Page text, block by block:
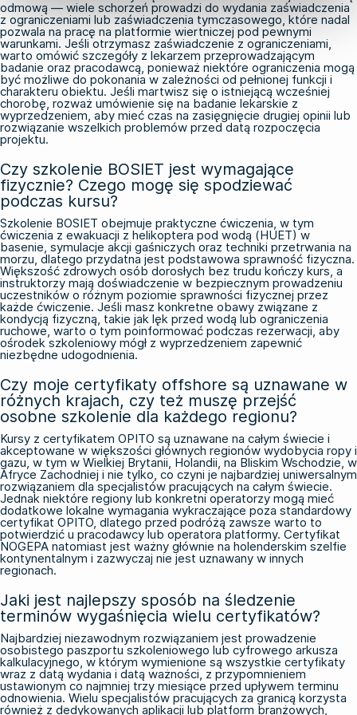
odmową — wiele schorzeń prowadzi do wydania zaświadczenia
z ograniczeniami lub zaświadczenia tymczasowego, które nadal
pozwala na pracę na platformie wiertniczej pod pewnymi
warunkami. Jeśli otrzymasz zaświadczenie z ograniczeniami,
warto omówić szczegóły z lekarzem przeprowadzającym
badanie oraz pracodawcą, ponieważ niektóre ograniczenia mogą
być możliwe do pokonania w zależności od pełnionej funkcji i
charakteru obiektu. Jeśli martwisz się o istniejącą wcześniej
chorobę, rozważ umówienie się na badanie lekarskie z
wyprzedzeniem, aby mieć czas na zasięgnięcie drugiej opinii lub
rozwiązanie wszelkich problemów przed datą rozpoczęcia
projektu.
Czy szkolenie BOSIET jest wymagające
fizycznie? Czego mogę się spodziewać
podczas kursu?
Szkolenie BOSIET obejmuje praktyczne ćwiczenia, w tym
ćwiczenia z ewakuacji z helikoptera pod wodą (HUET) w
basenie, symulacje akcji gaśniczych oraz techniki przetrwania na
morzu, dlatego przydatna jest podstawowa sprawność fizyczna.
Większość zdrowych osób dorosłych bez trudu kończy kurs, a
instruktorzy mają doświadczenie w bezpiecznym prowadzeniu
uczestników o różnym poziomie sprawności fizycznej przez
każde ćwiczenie. Jeśli masz konkretne obawy związane z
kondycją fizyczną, takie jak lęk przed wodą lub ograniczenia
ruchowe, warto o tym poinformować podczas rezerwacji, aby
ośrodek szkoleniowy mógł z wyprzedzeniem zapewnić
niezbędne udogodnienia.
Czy moje certyfikaty offshore są uznawane w
różnych krajach, czy też muszę przejść
osobne szkolenie dla każdego regionu?
Kursy z certyfikatem OPITO są uznawane na całym świecie i
akceptowane w większości głównych regionów wydobycia ropy i
gazu, w tym w Wielkiej Brytanii, Holandii, na Bliskim Wschodzie, w
Afryce Zachodniej i nie tylko, co czyni je najbardziej uniwersalnym
rozwiązaniem dla specjalistów pracujących na całym świecie.
Jednak niektóre regiony lub konkretni operatorzy mogą mieć
dodatkowe lokalne wymagania wykraczające poza standardowy
certyfikat OPITO, dlatego przed podróżą zawsze warto to
potwierdzić u pracodawcy lub operatora platformy. Certyfikat
NOGEPA natomiast jest ważny głównie na holenderskim szelfie
kontynentalnym i zazwyczaj nie jest uznawany w innych
regionach.
Jaki jest najlepszy sposób na śledzenie
terminów wygaśnięcia wielu certyfikatów?
Najbardziej niezawodnym rozwiązaniem jest prowadzenie
osobistego paszportu szkoleniowego lub cyfrowego arkusza
kalkulacyjnego, w którym wymienione są wszystkie certyfikaty
wraz z datą wydania i datą ważności, z przypomnieniem
ustawionym co najmniej trzy miesiące przed upływem terminu
odnowienia. Wielu specjalistów pracujących za granicą korzysta
również z dedykowanych aplikacji lub platform branżowych,